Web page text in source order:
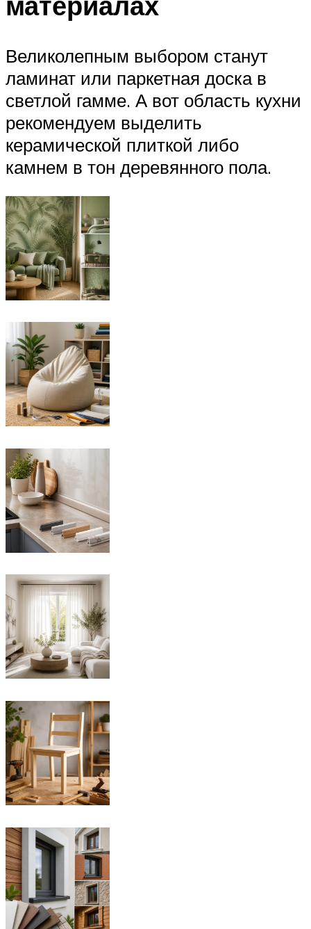
Великолепным выбором станут
ламинат или паркетная доска в
светлой гамме. А вот область кухни
рекомендуем выделить
керамической плиткой либо
камнем в тон деревянного пола.